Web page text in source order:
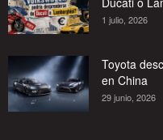
1 julio, 2026
Toyota
en China
29 junio, 2026